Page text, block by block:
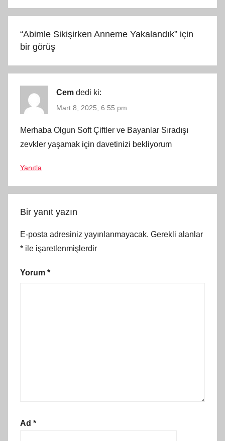
“Abimle Sikişirken Anneme Yakalandık” için
bir görüş
Cem dedi ki:
Mart 8, 2025, 6:55 pm
Merhaba Olgun Soft Çiftler ve Bayanlar Sıradışı
zevkler yaşamak için davetinizi bekliyorum
Yanıtla
Bir yanıt yazın
E-posta adresiniz yayınlanmayacak. Gerekli alanlar
* ile işaretlenmişlerdir
Yorum *
Ad *